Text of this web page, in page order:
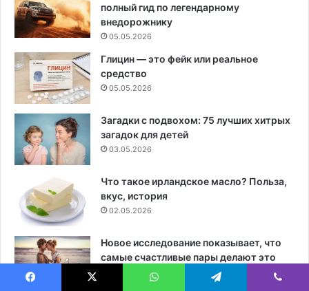
полный гид по легендарному
внедорожнику
05.05.2026
Глицин — это фейк или реальное
средство
05.05.2026
Загадки с подвохом: 75 лучших хитрых
загадок для детей
03.05.2026
Что такое ирландское масло? Польза,
вкус, история
02.05.2026
Новое исследование показывает, что
самые счастливые пары делают это